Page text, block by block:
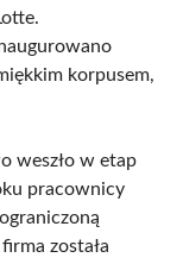
korpusem,
weszło w etap
pracownicy
została